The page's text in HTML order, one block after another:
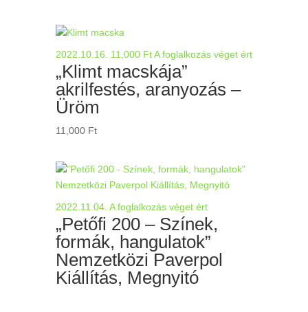
2022.10.16. 11,000 Ft A foglalkozás véget ért
„Klimt macskája”
akrilfestés, aranyozás –
Üröm
11,000 Ft
2022.11.04. A foglalkozás véget ért
„Petőfi 200 – Színek,
formák, hangulatok”
Nemzetközi Paverpol
Kiállítás, Megnyitó